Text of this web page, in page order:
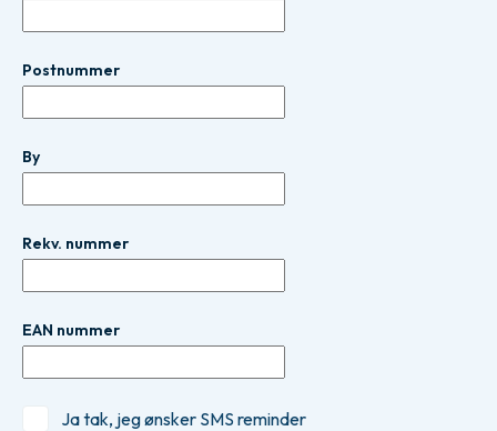
Postnummer
By
Rekv. nummer
EAN nummer
Ja tak, jeg ønsker SMS reminder